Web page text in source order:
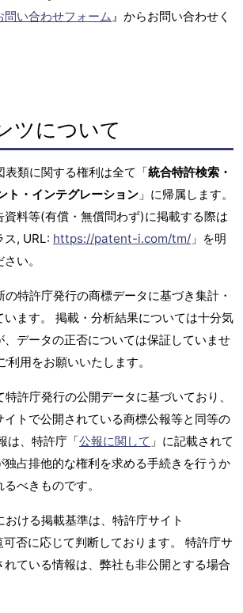
問い合わせフォーム 』からお問い合わせく
ツについて
表類に関する権利は全て「統合特許検索・
ト・インテグレーション 」に帰属します。
資料等(有償・無償問わず)に掲載する際は
ス, URL: https://patent-i.com/tm/ 」を明
い。
特許庁発行の商標データに基づき集計・
ます。 掲載・分析結果については十分気
、データの正否については保証していませ
利用をお願いいたします。
許庁発行の公開データに基づいており、
トで公開されている商標公報等と同等の
は、特許庁「公報に関して 」に記載されて
独占排他的な権利を求める手続きを行うか
べきものです。
おける掲載基準は、特許庁サイト
否に応じて判断しております。 特許庁サ
れている情報は、弊社も非公開とする場合